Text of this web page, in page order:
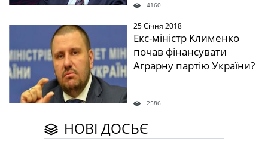
4160
25 Січня 2018
Екс-міністр Клименко
почав фінансувати
Аграрну партію України?
2586
НОВІ ДОСЬЄ